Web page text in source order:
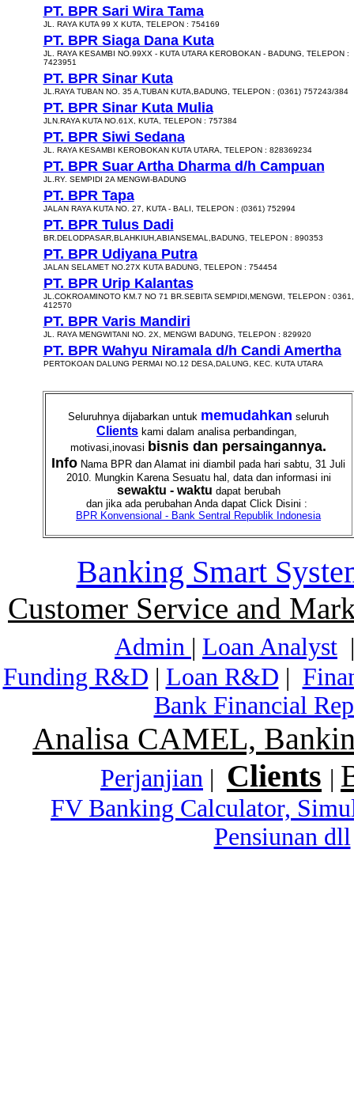
PT. BPR Sari Wira Tama
JL. RAYA KUTA 99 X KUTA, TELEPON : 754169
PT. BPR Siaga Dana Kuta
JL. RAYA KESAMBI NO.99XX - KUTA UTARA KEROBOKAN - BADUNG, TELEPON :
7423951
PT. BPR Sinar Kuta
JL.RAYA TUBAN NO. 35 A,TUBAN KUTA,BADUNG, TELEPON : (0361) 757243/384
PT. BPR Sinar Kuta Mulia
JLN.RAYA KUTA NO.61X, KUTA, TELEPON : 757384
PT. BPR Siwi Sedana
JL. RAYA KESAMBI KEROBOKAN KUTA UTARA, TELEPON : 828369234
PT. BPR Suar Artha Dharma d/h Campuan
JL.RY. SEMPIDI 2A MENGWI-BADUNG
PT. BPR Tapa
JALAN RAYA KUTA NO. 27, KUTA - BALI, TELEPON : (0361) 752994
PT. BPR Tulus Dadi
BR.DELODPASAR,BLAHKIUH,ABIANSEMAL,BADUNG, TELEPON : 890353
PT. BPR Udiyana Putra
JALAN SELAMET NO.27X KUTA BADUNG, TELEPON : 754454
PT. BPR Urip Kalantas
JL.COKROAMINOTO KM.7 NO 71 BR.SEBITA SEMPIDI,MENGWI, TELEPON : 0361,
412570
PT. BPR Varis Mandiri
JL. RAYA MENGWITANI NO. 2X, MENGWI BADUNG, TELEPON : 829920
PT. BPR Wahyu Niramala d/h Candi Amertha
PERTOKOAN DALUNG PERMAI NO.12 DESA,DALUNG, KEC. KUTA UTARA
Seluruhnya dijabarkan untuk memudahkan seluruh
Clients kami dalam analisa perbandingan,
motivasi,inovasi bisnis dan persaingannya.
Info Nama BPR dan Alamat ini diambil pada hari sabtu, 31 Juli
2010. Mungkin Karena Sesuatu hal, data dan informasi ini
sewaktu - waktu dapat berubah
dan jika ada perubahan Anda dapat Click Disini :
BPR Konvensional - Bank Sentral Republik Indonesia
Banking Smart
Customer Service and
Admin | Loan Analyst
Funding R&D | Loan R&D |
Bank Financial
Analisa CAMEL,
Perjanjian | Clients |
FV Banking Calculator,
Pensiunan dll